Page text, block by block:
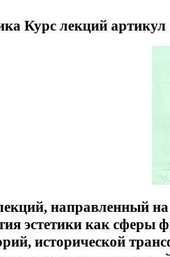
Курс лекций артикул
направленный
эстетики как сферы
исторической